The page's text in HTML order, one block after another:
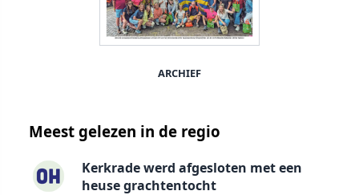
ARCHIEF
Meest gelezen in de regio
Kerkrade werd afgesloten met een
heuse grachtentocht